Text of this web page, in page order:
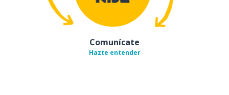
Comunícate
Hazte entender